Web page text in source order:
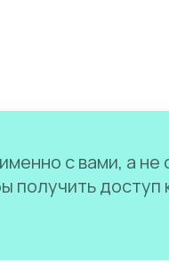
с вами, а не
получить доступ